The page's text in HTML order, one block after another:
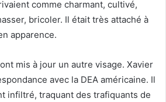
comme charmant, cultivé,
bricoler. Il était très attaché à
apparence.
mis à jour un autre visage. Xavier
avec la DEA américaine. Il
infiltré, traquant des trafiquants de